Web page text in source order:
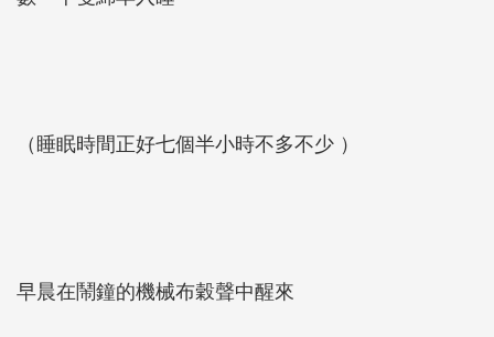
（睡眠時間正好七個半小時不多不少 ）
早晨在鬧鐘的機械布穀聲中醒來